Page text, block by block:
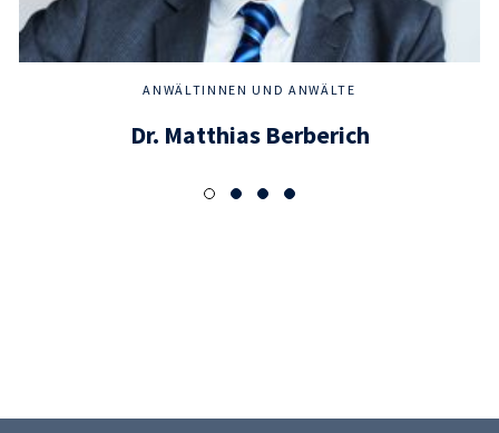
ANWÄLTINNEN UND ANWÄLTE
Dr. Matthias Berberich